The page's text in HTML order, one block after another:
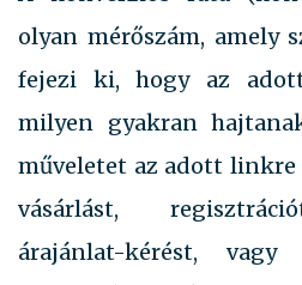
olyan mérőszám, amely
fejezi ki, hogy az
milyen gyakran
műveletet az adott
vásárlást,
árajánlat-kérést,